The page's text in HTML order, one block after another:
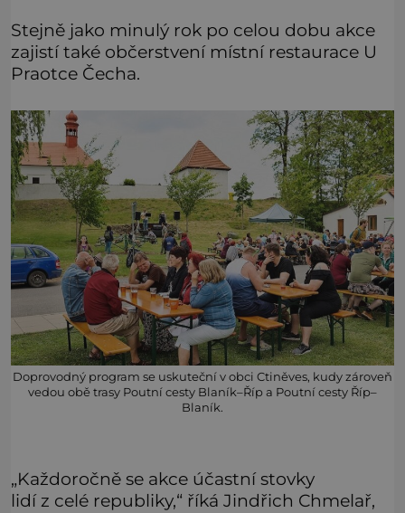
Stejně jako minulý rok po celou dobu akce
zajistí také občerstvení místní restaurace U
Praotce Čecha.
Doprovodný program se uskuteční v obci Ctiněves, kudy zároveň
vedou obě trasy Poutní cesty Blaník–Říp a Poutní cesty Říp–
Blaník.
„Každoročně se akce účastní stovky
lidí z celé republiky,“ říká Jindřich Chmelař,